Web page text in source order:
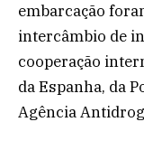
embarcação
intercâmbio de
cooperação
da Espanha, da
Agência